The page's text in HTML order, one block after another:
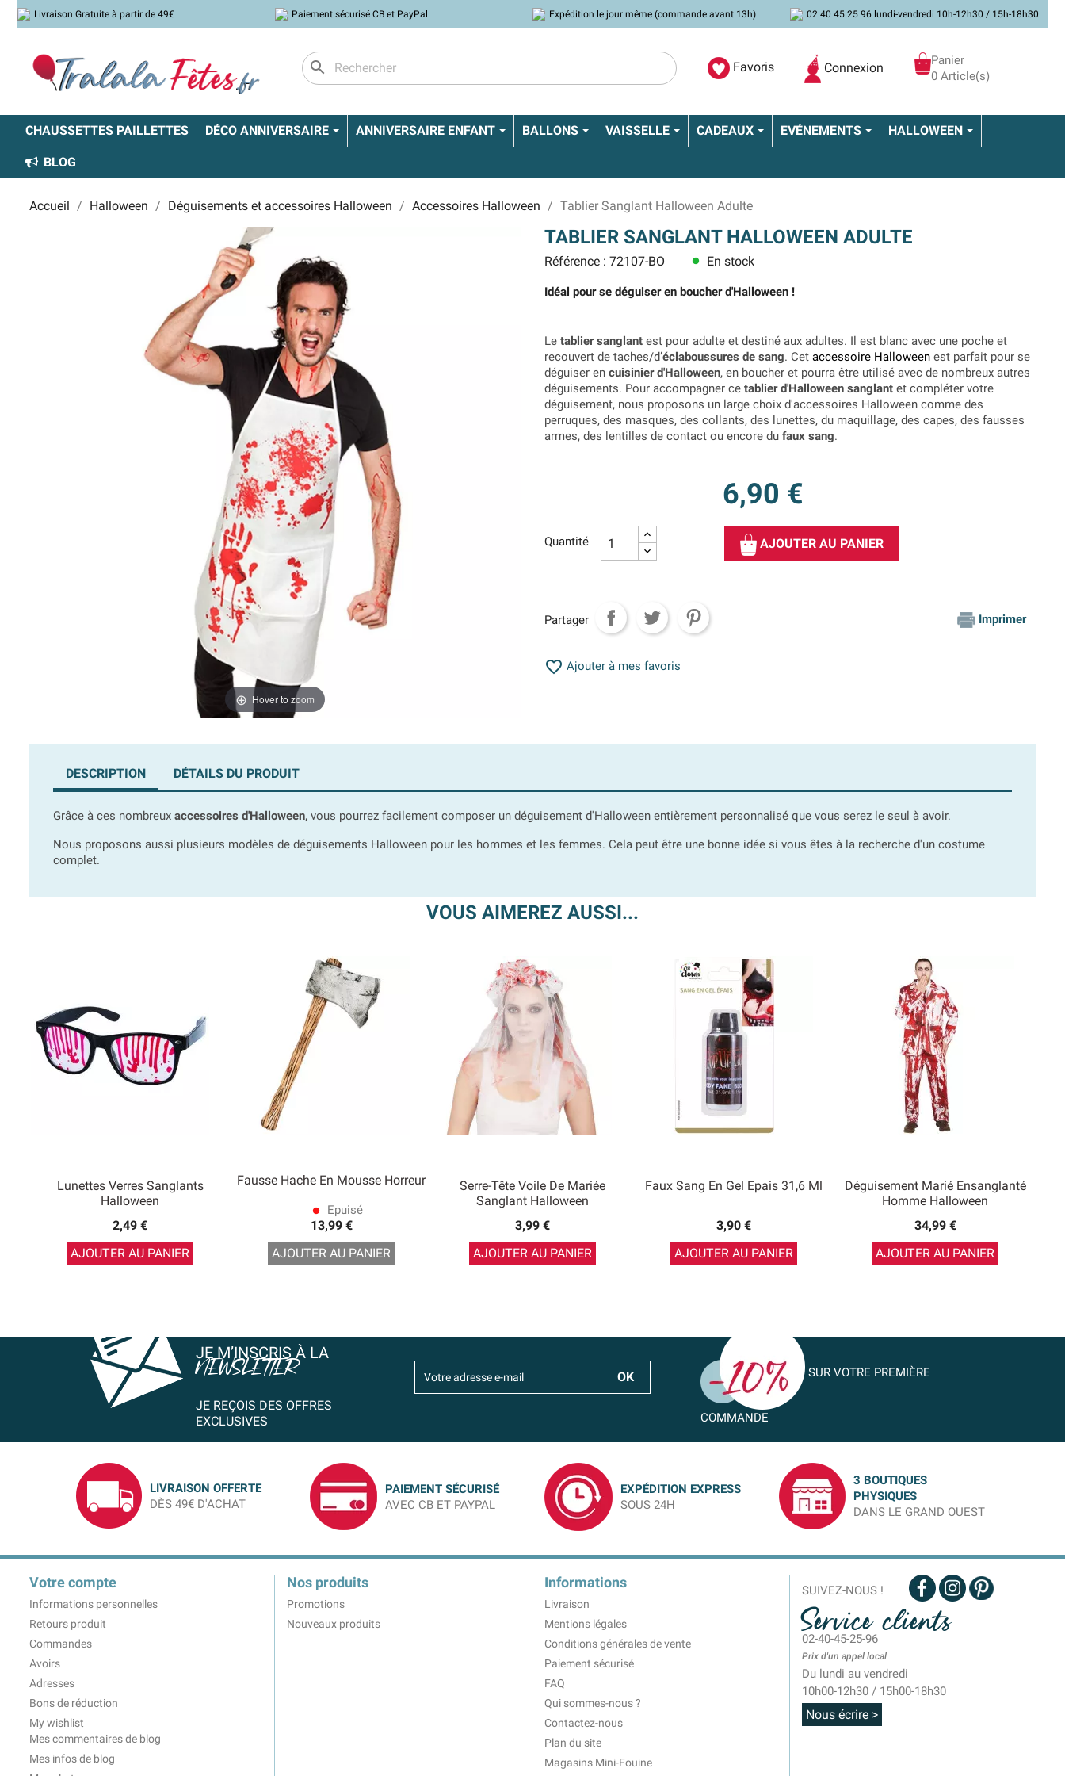
Livraison Gratuite à partir de 49€ Paiement sécurisé CB et PayPal Expédition le jour même (commande avant 13h) 02 40 45 25 96 lundi-vendredi 10h-12h30 / 15h-18h30
search Favoris Connexion
Panier
0 Article(s)
CHAUSSETTES PAILLETTES DÉCO ANNIVERSAIRE ANNIVERSAIRE ENFANT BALLONS VAISSELLE CADEAUX EVÉNEMENTS HALLOWEEN
BLOG
Accueil Halloween Déguisements et accessoires Halloween Accessoires Halloween Tablier Sanglant Halloween Adulte
Hover to zoom
TABLIER SANGLANT HALLOWEEN ADULTE
Référence : 72107-BO lens En stock
Idéal pour se déguiser en boucher d'Halloween !
Le tablier sanglant est pour adulte et destiné aux adultes. Il est blanc avec une poche et
recouvert de taches/d’éclaboussures de sang. Cet accessoire Halloween est parfait pour se
déguiser en cuisinier d'Halloween, en boucher et pourra être utilisé avec de nombreux autres
déguisements. Pour accompagner ce tablier d'Halloween sanglant et compléter votre
déguisement, nous proposons un large choix d'accessoires Halloween comme des
perruques, des masques, des collants, des lunettes, du maquillage, des capes, des fausses
armes, des lentilles de contact ou encore du faux sang.
6,90 €
Quantité AJOUTER AU PANIER
Partager Imprimer
 Ajouter à mes favoris
DESCRIPTION DÉTAILS DU PRODUIT
Grâce à ces nombreux accessoires d'Halloween, vous pourrez facilement composer un déguisement d'Halloween entièrement personnalisé que vous serez le seul à avoir.
Nous proposons aussi plusieurs modèles de déguisements Halloween pour les hommes et les femmes. Cela peut être une bonne idée si vous êtes à la recherche d'un costume
complet.
VOUS AIMEREZ AUSSI...
Lunettes Verres Sanglants
Halloween
2,49 €
AJOUTER AU PANIER
Fausse Hache En Mousse Horreur
lens Epuisé
13,99 €
AJOUTER AU PANIER
Serre-Tête Voile De Mariée
Sanglant Halloween
3,99 €
AJOUTER AU PANIER
Faux Sang En Gel Epais 31,6 Ml
3,90 €
AJOUTER AU PANIER
Déguisement Marié Ensanglanté
Homme Halloween
34,99 €
AJOUTER AU PANIER
JE M’INSCRIS À LA
NEWSLETTER
JE REÇOIS DES OFFRES
EXCLUSIVES
SUR VOTRE PREMIÈRE
COMMANDE
LIVRAISON OFFERTE
DÈS 49€ D'ACHAT
PAIEMENT SÉCURISÉ
AVEC CB ET PAYPAL
EXPÉDITION EXPRESS
SOUS 24H
3 BOUTIQUES
PHYSIQUES
DANS LE GRAND OUEST
Votre compte
Informations personnelles
Retours produit
Commandes
Avoirs
Adresses
Bons de réduction
My wishlist
Mes commentaires de blog
Mes infos de blog
Nos produits
Promotions
Nouveaux produits
Informations
Livraison
Mentions légales
Conditions générales de vente
Paiement sécurisé
FAQ
Qui sommes-nous ?
Contactez-nous
Plan du site
Magasins Mini-Fouine
SUIVEZ-NOUS !
Service clients
02-40-45-25-96
Prix d'un appel local
Du lundi au vendredi
10h00-12h30 / 15h00-18h30
Nous écrire >